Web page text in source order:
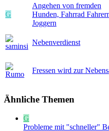
G
Angehen von fremden
Hunden, Fahrrad
Joggern
Nebenverdienst
Fressen wird zur
Ähnliche Themen
G
Probleme mit "schneller"